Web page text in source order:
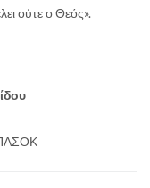
ούτε ο Θεός».
ΠΑΣΟΚ